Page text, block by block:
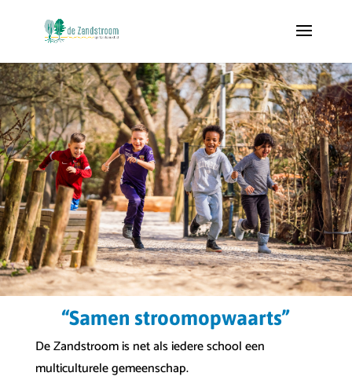
“Samen stroomopwaarts”
De Zandstroom is net als iedere school een
multiculturele gemeenschap.